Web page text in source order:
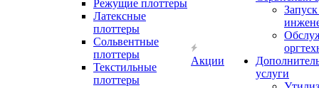
Режущие плоттеры
Латексные
плоттеры
Сольвентные
плоттеры
Текстильные
плоттеры
Акции
услуги